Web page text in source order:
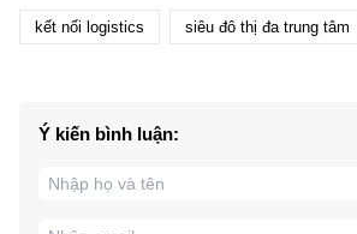
kết nối logistics siêu đô thị đa trung tâm
Ý kiến bình luận: